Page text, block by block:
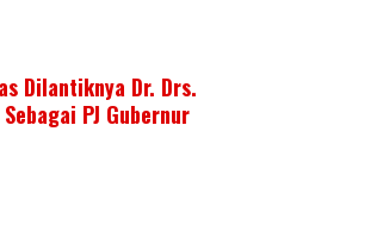
Dilantiknya Dr. Drs.
PJ Gubernur